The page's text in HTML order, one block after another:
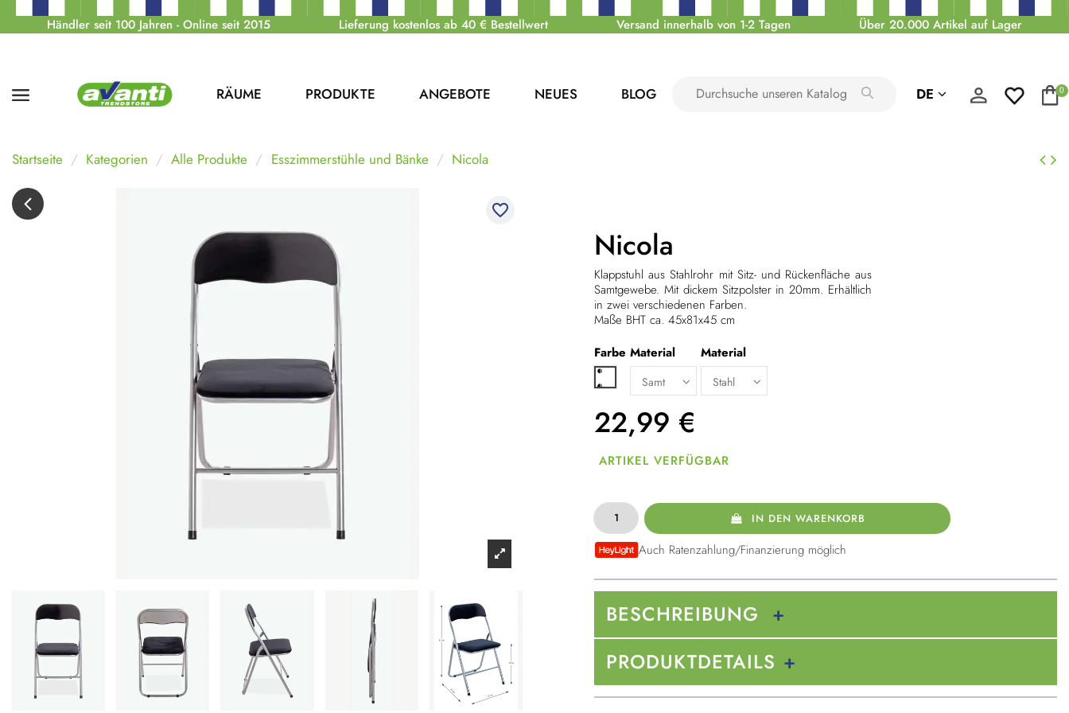
Händler seit 100 Jahren - Online seit 2015 Lieferung kostenlos ab 40 € Bestellwert Versand innerhalb von 1-2 Tagen Über 20.000 Artikel auf Lager
RÄUME PRODUKTE ANGEBOTE NEUES BLOG DE 0
Startseite Kategorien Alle Produkte Esszimmerstühle und Bänke Nicola
favorite_border
Nicola
Klappstuhl aus Stahlrohr mit Sitz- und Rückenfläche aus
Samtgewebe. Mit dickem Sitzpolster in 20mm. Erhältlich
in zwei verschiedenen Farben.
Maße BHT ca. 45x81x45 cm
Farbe
Schwarz/Grau
Material Material
22,99 €
ARTIKEL VERFÜGBAR
IN DEN WARENKORB
Auch Ratenzahlung/Finanzierung möglich
BESCHREIBUNG
PRODUKTDETAILS